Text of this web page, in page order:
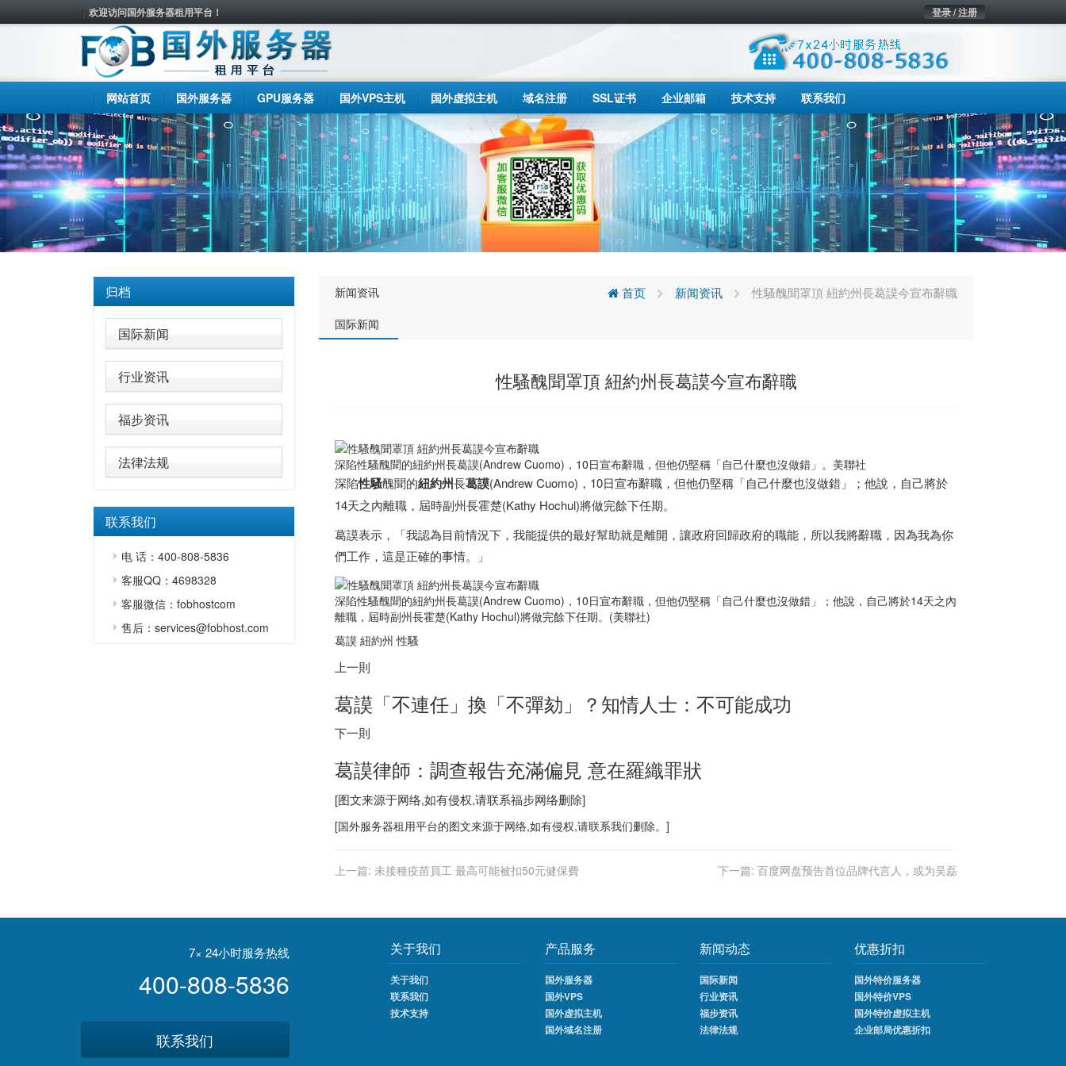
欢迎访问国外服务器租用平台！ 登录 / 注册
网站首页 国外服务器 GPU服务器 国外VPS主机 国外虚拟主机 域名注册 SSL证书 企业邮箱 技术支持 联系我们
归档
国际新闻
行业资讯
福步资讯
法律法规
联系我们
电 话：400-808-5836
客服QQ：4698328
客服微信：fobhostcom
售后：services@fobhost.com
新闻资讯
国际新闻
首页 新闻资讯 性騷醜聞罩頂 紐約州長葛謨今宣布辭職
性騷醜聞罩頂 紐約州長葛謨今宣布辭職
深陷性騷醜聞的紐約州長葛謨(Andrew Cuomo)，10日宣布辭職，但他仍堅稱「自己什麼也沒做錯」。美聯社
深陷性騷醜聞的紐約州長葛謨(Andrew Cuomo)，10日宣布辭職，但他仍堅稱「自己什麼也沒做錯」；他說，自己將於
14天之內離職，屆時副州長霍楚(Kathy Hochul)將做完餘下任期。
葛謨表示，「我認為目前情況下，我能提供的最好幫助就是離開，讓政府回歸政府的職能，所以我將辭職，因為我為你
們工作，這是正確的事情。」
深陷性騷醜聞的紐約州長葛謨(Andrew Cuomo)，10日宣布辭職，但他仍堅稱「自己什麼也沒做錯」；他說，自己將於14天之內
離職，屆時副州長霍楚(Kathy Hochul)將做完餘下任期。(美聯社)
葛謨 紐約州 性騷
上一則
葛謨「不連任」換「不彈劾」？知情人士：不可能成功
下一則
葛謨律師：調查報告充滿偏見 意在羅織罪狀
[图文来源于网络,如有侵权,请联系福步网络删除]
[国外服务器租用平台的图文来源于网络,如有侵权,请联系我们删除。]
上一篇: 未接種疫苗員工 最高可能被扣50元健保費 下一篇: 百度网盘预告首位品牌代言人，或为吴磊
7× 24小时服务热线
400-808-5836
联系我们
关于我们
关于我们
联系我们
技术支持
产品服务
国外服务器
国外VPS
国外虚拟主机
国外域名注册
新闻动态
国际新闻
行业资讯
福步资讯
法律法规
优惠折扣
国外特价服务器
国外特价VPS
国外特价虚拟主机
企业邮局优惠折扣